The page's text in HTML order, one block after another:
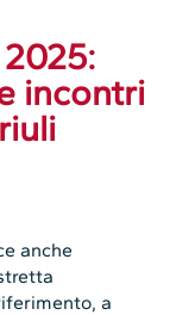
incontri
anche
a